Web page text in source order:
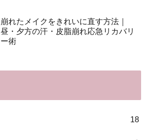
崩れたメイクをきれいに直す方法｜
昼・夕方の汗・皮脂崩れ応急リカバリ
ー術
18